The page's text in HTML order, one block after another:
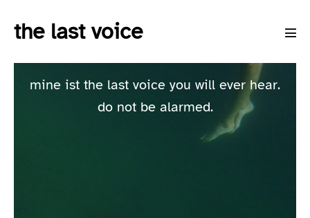
the last voice
mine ist the last voice you will ever hear.
do not be alarmed.